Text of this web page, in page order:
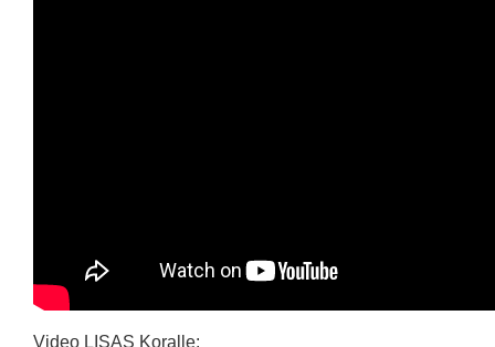
Video LISAS Koralle: